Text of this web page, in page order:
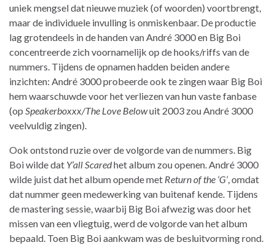
uniek mengsel dat nieuwe muziek (of woorden) voortbrengt,
maar de individuele invulling is onmiskenbaar. De productie
lag grotendeels in de handen van André 3000 en Big Boi
concentreerde zich voornamelijk op de hooks/riffs van de
nummers. Tijdens de opnamen hadden beiden andere
inzichten: André 3000 probeerde ook te zingen waar Big Boi
hem waarschuwde voor het verliezen van hun vaste fanbase
(op Speakerboxxx/The Love Belowuit 2003 zou André 3000
veelvuldig zingen).
Ook ontstond ruzie over de volgorde van de nummers. Big
Boi wilde dat Y’all Scaredhet album zou openen. André 3000
wilde juist dat het album opende met Return of the ‘G’, omdat
dat nummer geen medewerking van buitenaf kende. Tijdens
de mastering sessie, waarbij Big Boi afwezig was door het
missen van een vliegtuig, werd de volgorde van het album
bepaald. Toen Big Boi aankwam was de besluitvorming rond.